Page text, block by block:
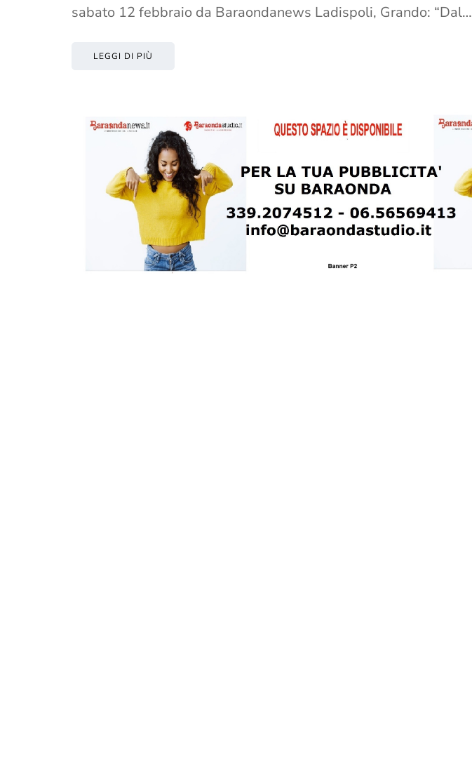
sabato 12 febbraio da Baraondanews Ladispoli, Grando: “Dal…
LEGGI DI PIÙ